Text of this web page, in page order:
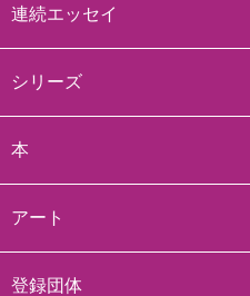
連続エッセイ
シリーズ
本
アート
登録団体